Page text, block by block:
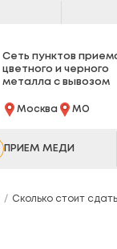
Сеть пунктов
цветного и черного
металла с вывозом
Москва МО
ПРИЕМ МЕДИ
Сколько стоит